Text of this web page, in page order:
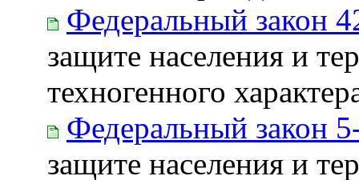
Федеральный закон
защите населения и
техногенного
Федеральный закон
защите населения и